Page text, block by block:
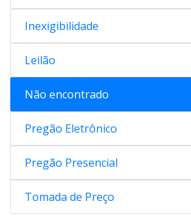
Inexigibilidade
Leilão
Não encontrado
Pregão Eletrônico
Pregão Presencial
Tomada de Preço